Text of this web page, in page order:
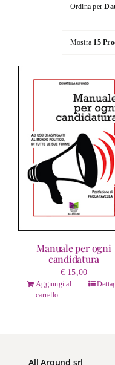
Le Collane
Catalogo
Ordina per
Mostra 15
Manuale per ogni
candidatura
€15,00
Aggiungi al
carrello
All Around srl